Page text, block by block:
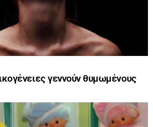
γεννούν θυμωμένους